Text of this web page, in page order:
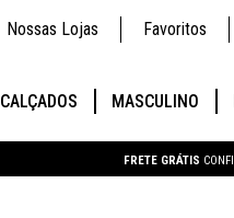
Nossas Lojas Favoritos
CALÇADOS MASCULINO
FRETE GRÁTIS